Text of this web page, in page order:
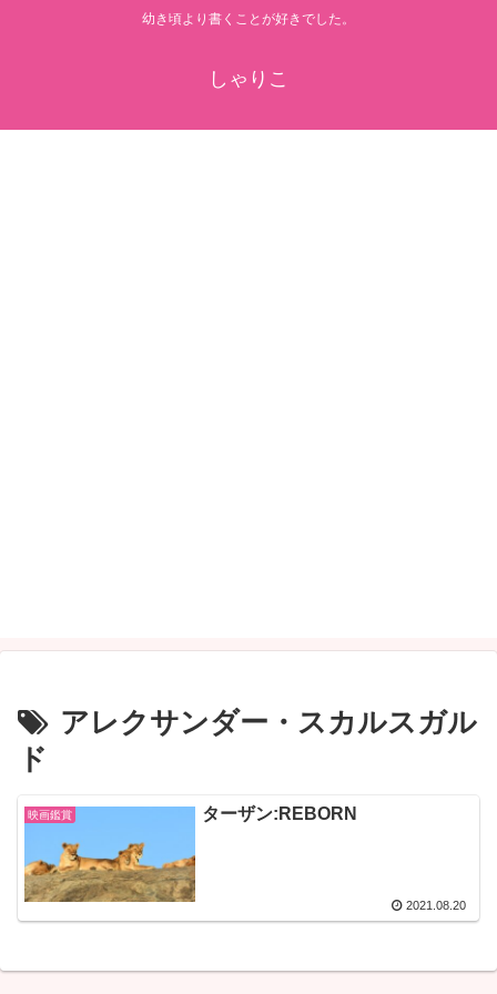
幼き頃より書くことが好きでした。
しゃりこ
アレクサンダー・スカルスガル
ド
映画鑑賞 ターザン:REBORN
2021.08.20